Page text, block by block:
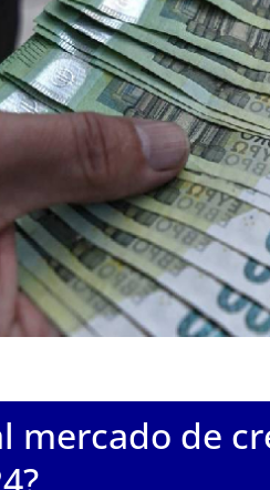
mercado de